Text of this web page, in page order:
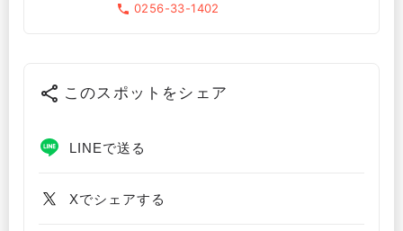
0256-33-1402
このスポットをシェア
LINEで送る
Xでシェアする